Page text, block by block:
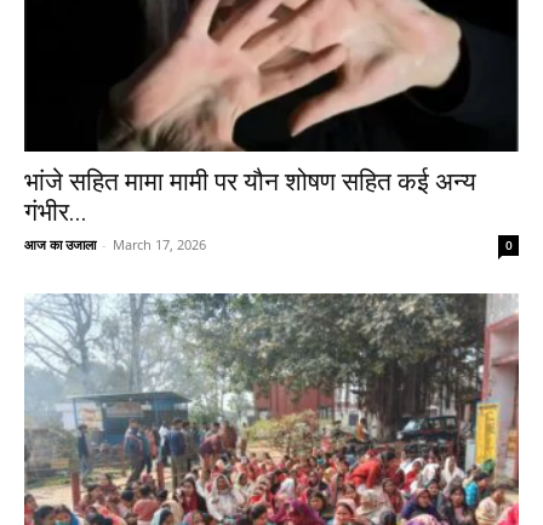
भांजे सहित मामा मामी पर यौन शोषण सहित कई अन्य
गंभीर...
आज का उजाला - March 17, 2026 0